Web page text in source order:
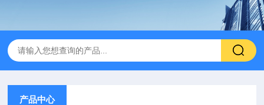
产品中心